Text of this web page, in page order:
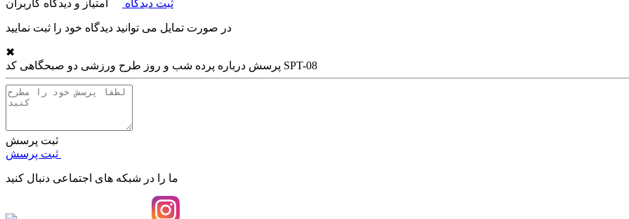
ثبت دیدگاه امتیاز و دیدگاه کاربران
در صورت تمایل می توانید دیدگاه خود را ثبت نمایید
✖
پرسش درباره پرده شب و روز طرح ورزشی دو صبحگاهی کد SPT-08
ثبت پرسش
ما را در شبکه های اجتماعی دنبال کنید